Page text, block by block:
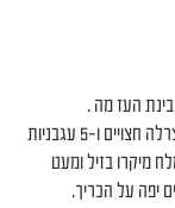
בקערה קטנה שמים 5 מיני מוצרלה חצויים ו-5 עגבניות
מיקרו בזיל ומעט
יפה על הכריך.